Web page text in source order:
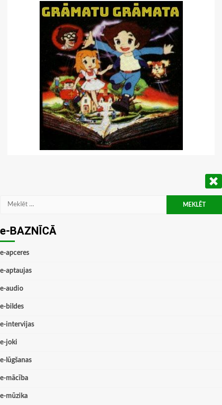
Meklēt:
e-BAZNĪCĀ
e-apceres
e-aptaujas
e-audio
e-bildes
e-intervijas
e-joki
e-lūgšanas
e-mācība
e-mūzika